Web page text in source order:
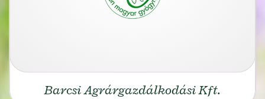
Barcsi Agrárgazdálkodási Kft.